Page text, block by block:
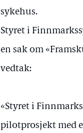
sykehus.
Styret i
en sak om
vedtak:
«Styret i
pilotprosjekt med